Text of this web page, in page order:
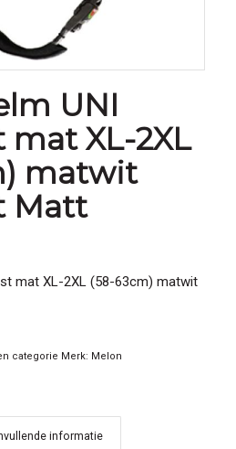
UNI
XL-2XL
matwit
Matt
mat XL-2XL (58-63cm) matwit
categorie Merk: Melon
informatie